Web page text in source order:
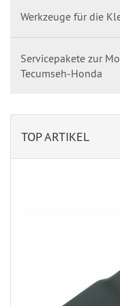
Werkzeuge für die
Servicepakete zur
Tecumseh-Honda
TOP ARTIKEL